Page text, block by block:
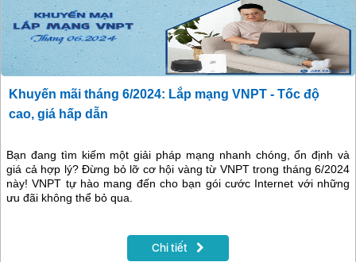
Khuyến mãi tháng 6/2024: Lắp mạng VNPT - Tốc độ
cao, giá hấp dẫn
Bạn đang tìm kiếm một giải pháp mạng nhanh chóng, ổn định và
giá cả hợp lý? Đừng bỏ lỡ cơ hội vàng từ VNPT trong tháng 6/2024
này! VNPT tự hào mang đến cho bạn gói cước Internet với những
ưu đãi không thể bỏ qua.
Chi tiết